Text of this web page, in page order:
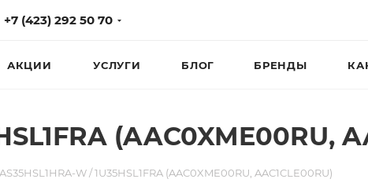
+7 (423) 292 50 70
АКЦИИ УСЛУГИ БЛОГ БРЕНДЫ
(AAC0XME00RU,
AS35HSL1HRA-W / 1U35HSL1FRA (AAC0XME00RU, AAC1CLE00RU)